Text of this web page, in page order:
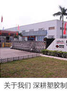
关于我们 深耕塑胶